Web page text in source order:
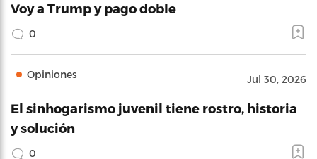
Voy a Trump y pago doble
0
Opiniones Jul 30, 2026
El sinhogarismo juvenil tiene rostro, historia
y solución
0